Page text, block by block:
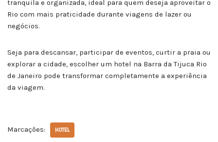
tranquila e organizada, ideal para quem deseja aproveitar o
Rio com mais praticidade durante viagens de lazer ou
negócios.
Seja para descansar, participar de eventos, curtir a praia ou
explorar a cidade, escolher um hotel na Barra da Tijuca Rio
de Janeiro pode transformar completamente a experiência
da viagem.
Marcações: HOTEL